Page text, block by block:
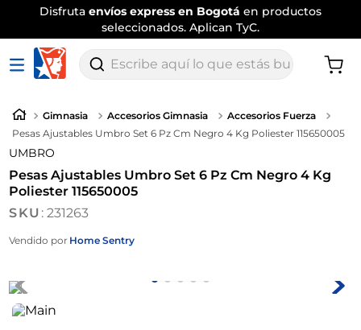
Disfruta envíos express en Bogotá en productos
seleccionados. Aplican TyC.
Escribe aquí lo que estás buscando
Gimnasia Accesorios Gimnasia
Accesorios Fuerza
Pesas Ajustables Umbro Set 6 Pz Cm Negro 4 Kg Poliester 115650005
UMBRO
Pesas Ajustables Umbro Set 6 Pz Cm Negro 4 Kg
Poliester 115650005
:231263
Vendido por Home Sentry